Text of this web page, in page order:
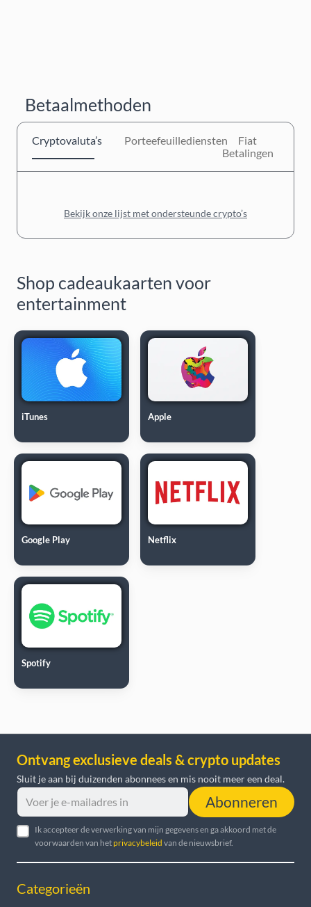
Betaalmethoden
Cryptovaluta’s Porteefeuillediensten
Fiat
Betalingen
Bekijk onze lijst met ondersteunde crypto’s
Shop cadeaukaarten voor
entertainment
iTunes Apple
Google Play Netflix
Spotify
Ontvang exclusieve deals & crypto updates
Sluit je aan bij duizenden abonnees en mis nooit meer een deal.
Abonneren
Ik accepteer de verwerking van mijn gegevens en ga akkoord met de
voorwaarden van hetprivacybeleid van de nieuwsbrief.
Categorieën